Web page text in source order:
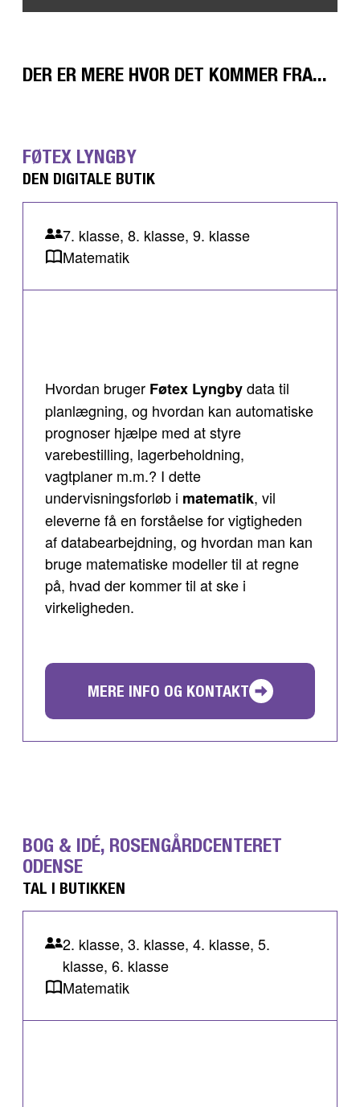
DER ER MERE HVOR DET KOMMER FRA...
FØTEX LYNGBY
DEN DIGITALE BUTIK
7. klasse, 8. klasse, 9. klasse
Matematik
Hvordan bruger Føtex Lyngbydata til
planlægning, og hvordan kan automatiske
prognoser hjælpe med at styre
varebestilling, lagerbeholdning,
vagtplaner m.m.? I dette
undervisningsforløb i matematik, vil
eleverne få en forståelse for vigtigheden
af databearbejdning, og hvordan man kan
bruge matematiske modeller til at regne
på, hvad der kommer til at ske i
virkeligheden.
MERE INFO OG KONTAKT
BOG & IDÉ, ROSENGÅRDCENTERET
ODENSE
TAL I BUTIKKEN
2. klasse, 3. klasse, 4. klasse, 5.
klasse, 6. klasse
Matematik